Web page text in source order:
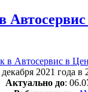
Актуально до: